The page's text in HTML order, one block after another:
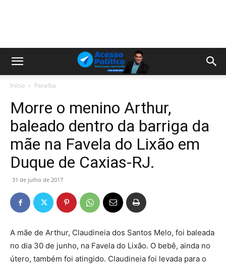
Início Paraíba
Morre o menino Arthur,
baleado dentro da barriga da
mãe na Favela do Lixão em
Duque de Caxias-RJ.
31 de julho de 2017
A mãe de Arthur, Claudineia dos Santos Melo, foi baleada
no dia 30 de junho, na Favela do Lixão. O bebê, ainda no
útero, também foi atingido. Claudineia foi levada para o